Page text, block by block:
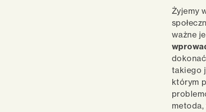
Żyjemy
ważne
takiego
którym